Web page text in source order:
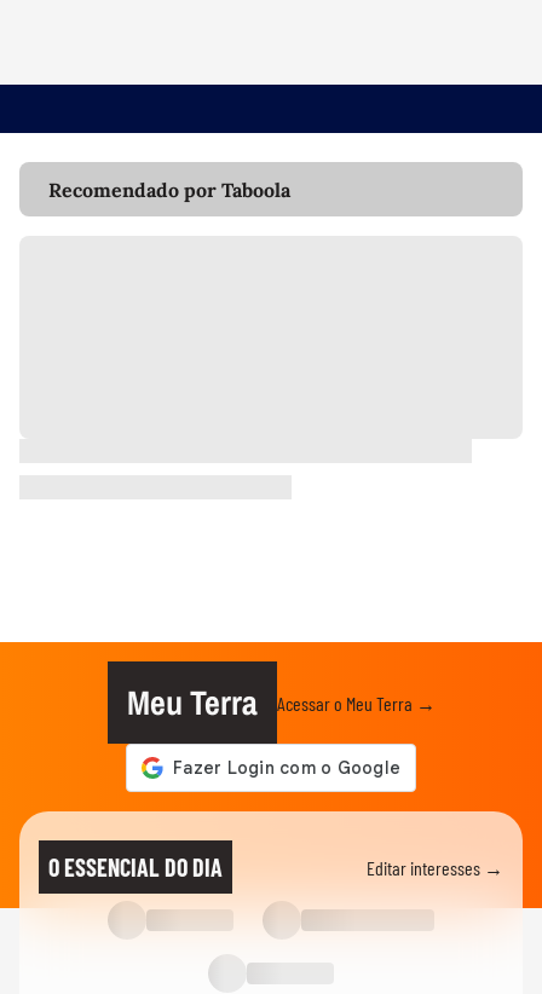
Recomendado por Taboola
Meu Terra Acessar o Meu Terra →
O ESSENCIAL DO DIA Editar interesses →